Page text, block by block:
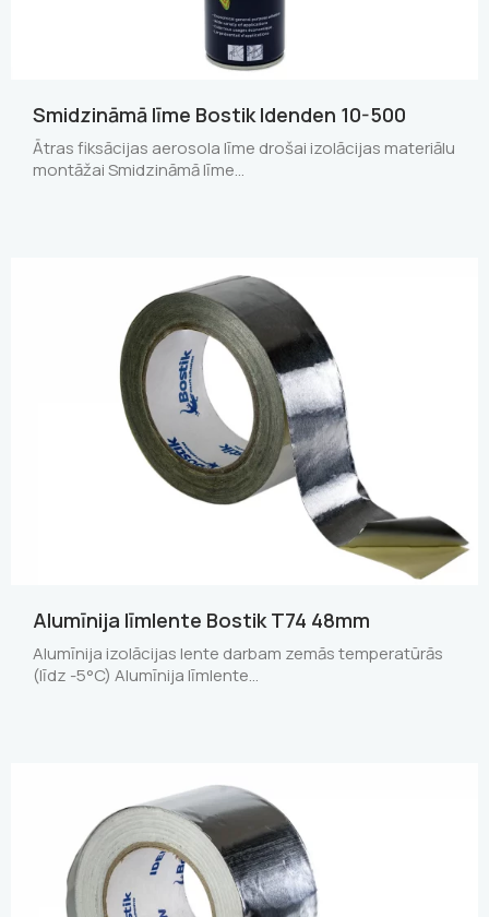
Smidzināmā līme Bostik Idenden 10-500
Ātras fiksācijas aerosola līme drošai izolācijas materiālu
montāžai Smidzināmā līme…
Alumīnija līmlente Bostik T74 48mm
Alumīnija izolācijas lente darbam zemās temperatūrās
(līdz -5°C) Alumīnija līmlente…